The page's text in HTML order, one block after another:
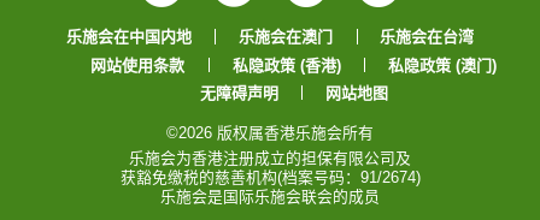
Facebook
WeiboInstagram
YouTube
乐施会在中国内地 乐施会在澳门
乐施会在台湾
网站使用条款
私隐政策 (香港)
私隐政策 (澳门)
无障碍声明
网站地图
©2026 版权属香港乐施会所有
乐施会为香港注册成立的担保有限公司及
获豁免缴税的慈善机构(档案号码：91/2674)
乐施会是国际乐施会联会的成员